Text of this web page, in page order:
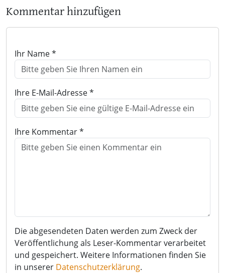
Kommentar hinzufügen
Ihr Name *
Ihre E-Mail-Adresse *
Ihre Kommentar *
Die abgesendeten Daten werden zum Zweck der
Veröffentlichung als Leser-Kommentar verarbeitet
und gespeichert. Weitere Informationen finden Sie
in unserer Datenschutzerklärung.